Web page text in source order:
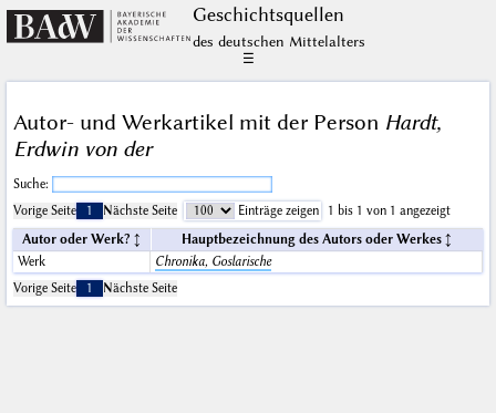
Geschichts­quellen
des deutschen Mittelalters
☰
Autor- und Werkartikel mit der Person Hardt,
Erdwin von der
Suche:
Vorige Seite
1 Nächste Seite Einträge zeigen
1 bis 1 von 1 angezeigt
Autor oder Werk?
Hauptbezeichnung des Autors oder Werkes
Werk
Chronika, Goslarische
Vorige Seite
1 Nächste Seite